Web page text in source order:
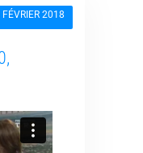
2018